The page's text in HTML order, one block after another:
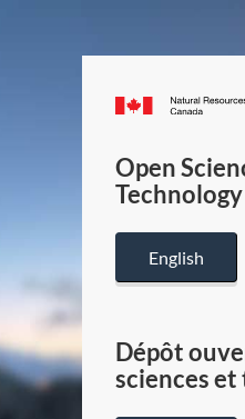
Open
English
Dépôt
sciences